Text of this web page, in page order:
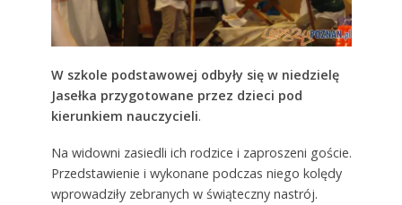
W szkole podstawowej odbyły się w niedzielę
Jasełka przygotowane przez dzieci pod
kierunkiem nauczycieli.
Na widowni zasiedli ich rodzice i zaproszeni goście.
Przedstawienie i wykonane podczas niego kolędy
wprowadziły zebranych w świąteczny nastrój.